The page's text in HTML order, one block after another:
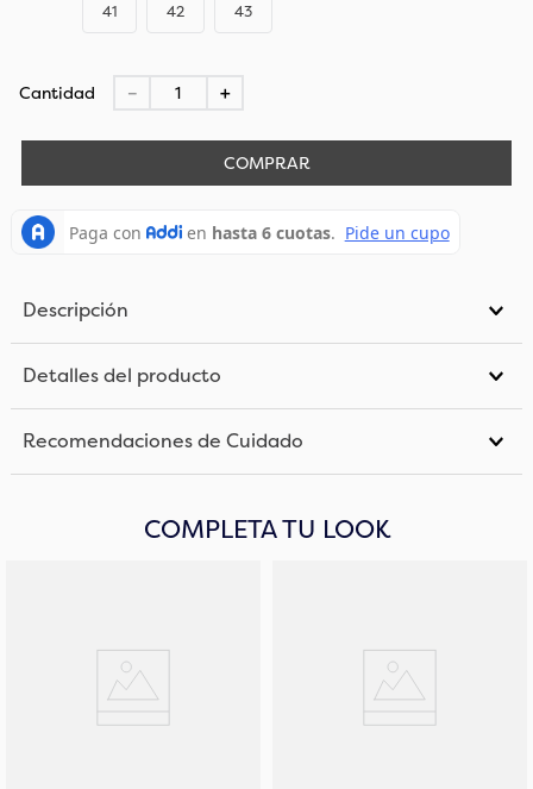
41 42 43
Cantidad ＋
－
COMPRAR
Descripción
Detalles del producto
Recomendaciones de Cuidado
COMPLETA TU LOOK